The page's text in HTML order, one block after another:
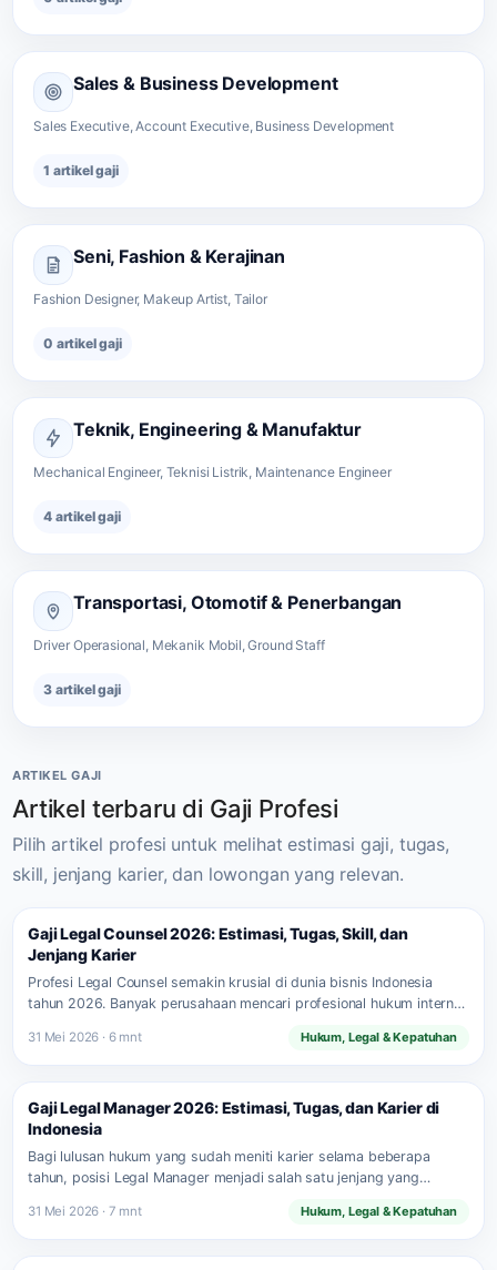
Sales & Business Development
Sales Executive, Account Executive, Business Development
1 artikel gaji
Seni, Fashion & Kerajinan
Fashion Designer, Makeup Artist, Tailor
0 artikel gaji
Teknik, Engineering & Manufaktur
Mechanical Engineer, Teknisi Listrik, Maintenance Engineer
4 artikel gaji
Transportasi, Otomotif & Penerbangan
Driver Operasional, Mekanik Mobil, Ground Staff
3 artikel gaji
ARTIKEL GAJI
Artikel terbaru di Gaji Profesi
Pilih artikel profesi untuk melihat estimasi gaji, tugas,
skill, jenjang karier, dan lowongan yang relevan.
Gaji Legal Counsel 2026: Estimasi, Tugas, Skill, dan
Jenjang Karier
Profesi Legal Counsel semakin krusial di dunia bisnis Indonesia
tahun 2026. Banyak perusahaan mencari profesional hukum internal
31 Mei 2026 · 6 mnt Hukum, Legal & Kepatuhan
Gaji Legal Manager 2026: Estimasi, Tugas, dan Karier di
Indonesia
Bagi lulusan hukum yang sudah meniti karier selama beberapa
tahun, posisi Legal Manager menjadi salah satu jenjang yang…
31 Mei 2026 · 7 mnt Hukum, Legal & Kepatuhan